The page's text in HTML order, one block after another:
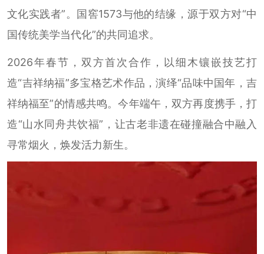
文化实践者”。国窖1573与他的结缘，源于双方对“中
国传统美学当代化”的共同追求。
2026年春节，双方首次合作，以细木镶嵌技艺打
造“吉祥纳福”多宝格艺术作品，演绎“品味中国年，吉
祥纳福至”的情感共鸣。今年端午，双方再度携手，打
造“山水同舟共饮福”，让古老非遗在碰撞融合中融入
寻常烟火，焕发活力新生。